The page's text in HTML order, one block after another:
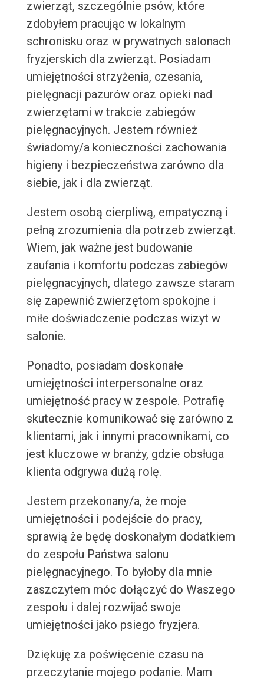
zwierząt, szczególnie psów, które
zdobyłem pracując w lokalnym
schronisku oraz w prywatnych salonach
fryzjerskich dla zwierząt. Posiadam
umiejętności strzyżenia, czesania,
pielęgnacji pazurów oraz opieki nad
zwierzętami w trakcie zabiegów
pielęgnacyjnych. Jestem również
świadomy/a konieczności zachowania
higieny i bezpieczeństwa zarówno dla
siebie, jak i dla zwierząt.
Jestem osobą cierpliwą, empatyczną i
pełną zrozumienia dla potrzeb zwierząt.
Wiem, jak ważne jest budowanie
zaufania i komfortu podczas zabiegów
pielęgnacyjnych, dlatego zawsze staram
się zapewnić zwierzętom spokojne i
miłe doświadczenie podczas wizyt w
salonie.
Ponadto, posiadam doskonałe
umiejętności interpersonalne oraz
umiejętność pracy w zespole. Potrafię
skutecznie komunikować się zarówno z
klientami, jak i innymi pracownikami, co
jest kluczowe w branży, gdzie obsługa
klienta odgrywa dużą rolę.
Jestem przekonany/a, że moje
umiejętności i podejście do pracy,
sprawią że będę doskonałym dodatkiem
do zespołu Państwa salonu
pielęgnacyjnego. To byłoby dla mnie
zaszczytem móc dołączyć do Waszego
zespołu i dalej rozwijać swoje
umiejętności jako psiego fryzjera.
Dziękuję za poświęcenie czasu na
przeczytanie mojego podanie. Mam